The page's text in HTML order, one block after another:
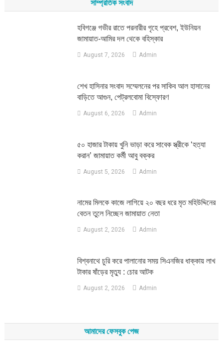
সাম্প্রতিক সংবাদ
হবিগঞ্জে গভীর রাতে পরনারীর গৃহে প্রবেশ, ইউনিয়ন
জামায়াত-আমির দল থেকে বহিস্কার
August 7, 2026 Admin
শেখ হাসিনার সংবাদ সম্মেলনের পর সাকিব আল হাসানের
বাড়িতে আগুন, পেট্রলবোমা বিস্ফোরণ
August 6, 2026 Admin
৫০ হাজার টাকায় খুনি ভাড়া করে সাবেক স্ত্রীকে ‘হত্যা
করান’ জামায়াত কর্মী আবু বক্কর
August 5, 2026 Admin
নামের মিলকে কাজে লাগিয়ে ২০ বছর ধরে মৃত মহিউদ্দিনের
বেতন তুলে নিচ্ছেন জামায়াত নেতা
August 2, 2026 Admin
‎বিশ্বনাথে চুরি করে পালানোর সময় সিএনজির ধাক্কায় লাখ
টাকার ষাঁড়ের মৃত্যু : চোর আটক
August 2, 2026 Admin
আমাদের ফেসবুক পেজ